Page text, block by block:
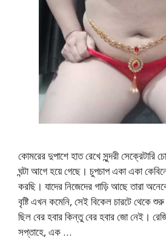
কোমরের দুপাশে হাত রেখে সুন্দরী সেক্রেটারি
ঘন্টা আগে হয়ে গেছে। চুপচাপ একা একা
করছি। যাদের নিজেদের গাড়ি আছে তারা
বৃষ্টি এখন কমেনি, সেই বিকেল চারটে থেকে
ছিল বের হবার কিন্তু বের হবার জো নেই।
সপ্তাহে, এক …